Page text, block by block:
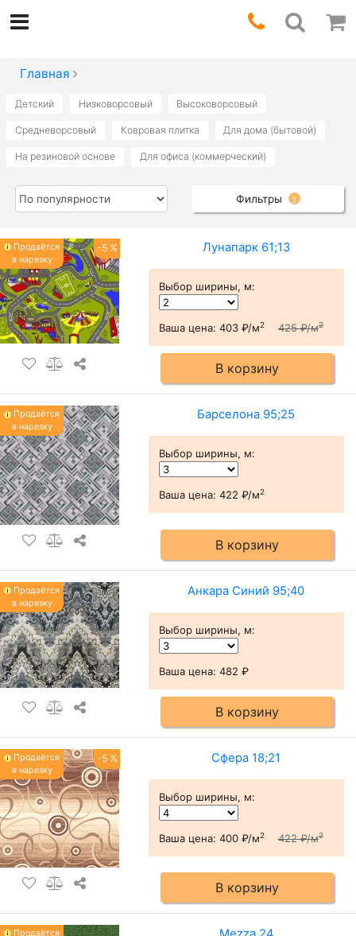
Главная
Детский Низковорсовый Высоковорсовый
Средневорсовый Ковровая плитка Для дома (бытовой)
На резиновой основе Для офиса (коммерческий)
Фильтры 3
-5 %
Продаётся
в нарезку
Лунапарк 61;13
Выбор ширины, м:
Ваша цена: 403 ₽/м2 425 ₽/м2
В корзину
Продаётся
в нарезку
Барселона 95;25
Выбор ширины, м:
Ваша цена: 422 ₽/м2
В корзину
Продаётся
в нарезку
Анкара Синий 95;40
Выбор ширины, м:
Ваша цена: 482 ₽
В корзину
-5 %
Продаётся
в нарезку
Сфера 18;21
Выбор ширины, м:
Ваша цена: 400 ₽/м2 422 ₽/м2
В корзину
Продаётся